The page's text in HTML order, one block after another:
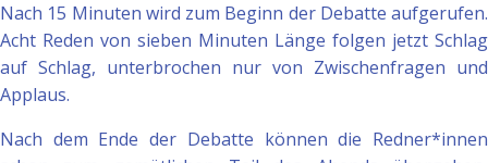
Nach 15 Minuten wird zum Beginn der Debatte aufgerufen.
Acht Reden von sieben Minuten Länge folgen jetzt Schlag
auf Schlag, unterbrochen nur von Zwischenfragen und
Applaus.
Nach dem Ende der Debatte können die Redner*innen